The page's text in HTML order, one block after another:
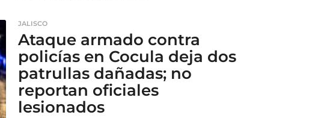
a
n
a
s
a
g
JALISCO
Ataque armado contra
policías en Cocula deja dos
patrullas dañadas; no
reportan oficiales
lesionados